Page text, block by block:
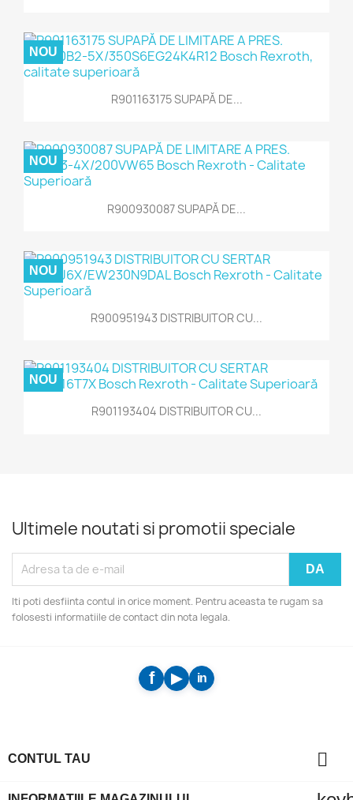
R901163175 SUPAPĂ DE...
NOU
R900930087 SUPAPĂ DE...
NOU
R900951943 DISTRIBUITOR CU...
NOU
R901193404 DISTRIBUITOR CU...
NOU
Ultimele noutati si promotii speciale
Iti poti desfiinta contul in orice moment. Pentru aceasta te rugam sa
folosesti informatiile de contact din nota legala.
CONTUL TAU 